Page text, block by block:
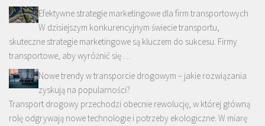
Efektywne strategie marketingowe dla firm transportowych
W dzisiejszym konkurencyjnym świecie transportu,
skuteczne strategie marketingowe są kluczem do sukcesu. Firmy
transportowe, aby wyróżnić się …
Nowe trendy w transporcie drogowym – jakie rozwiązania
zyskują na popularności?
Transport drogowy przechodzi obecnie rewolucję, w której główną
rolę odgrywają nowe technologie i potrzeby ekologiczne. W miarę